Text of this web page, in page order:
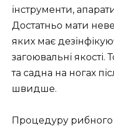
інструменти,
Достатньо мати
яких має
загоювальні
та садна на ногах
швидше.
Процедуру